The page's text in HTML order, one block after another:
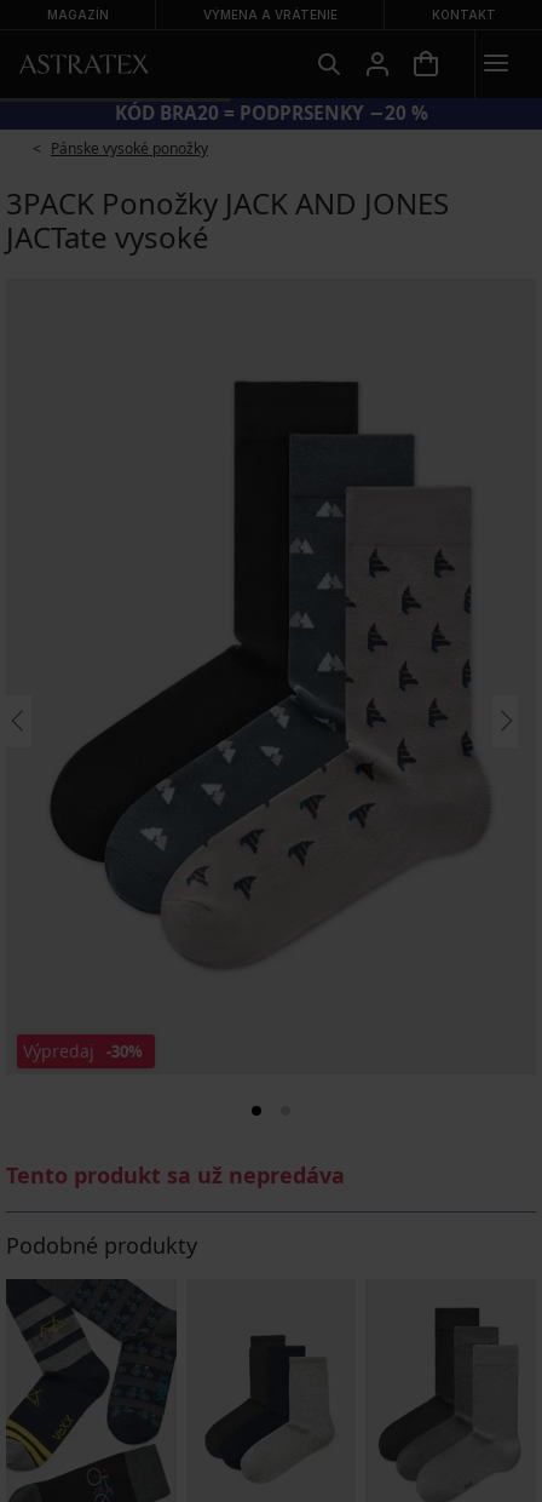
MAGAZÍN VÝMENA A VRÁTENIE KONTAKT
KÓD BRA20 = PODPRSENKY −20 %
Pánske vysoké ponožky
3PACK Ponožky JACK AND JONES
JACTate vysoké
Výpredaj -30%
Tento produkt sa už nepredáva
Podobné produkty